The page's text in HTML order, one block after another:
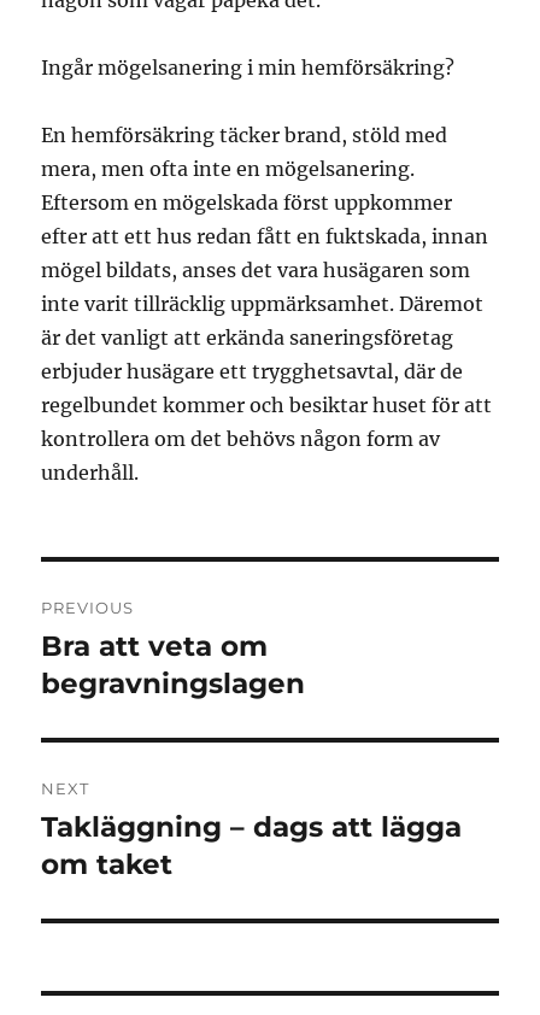
Ingår mögelsanering i min hemförsäkring?
En hemförsäkring täcker brand, stöld med
mera, men ofta inte en mögelsanering.
Eftersom en mögelskada först uppkommer
efter att ett hus redan fått en fuktskada, innan
mögel bildats, anses det vara husägaren som
inte varit tillräcklig uppmärksamhet. Däremot
är det vanligt att erkända saneringsföretag
erbjuder husägare ett trygghetsavtal, där de
regelbundet kommer och besiktar huset för att
kontrollera om det behövs någon form av
underhåll.
navigation
PREVIOUS
Previous
post:
Bra att veta om
begravningslagen
NEXT
Next
post:
Takläggning – dags att lägga
om taket